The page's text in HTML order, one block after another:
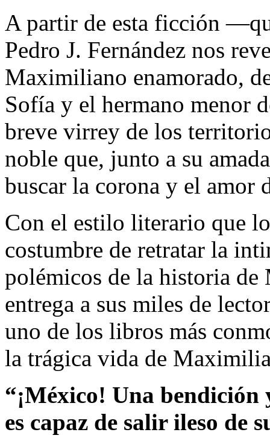
A partir de esta ficción
Pedro J. Fernández nos
Maximiliano enamorado,
Sofía y el hermano menor
breve virrey de los
noble que, junto a su
buscar la corona y el amor
Con el estilo literario que
costumbre de retratar la
polémicos de la historia de
entrega a sus miles de
uno de los libros más
la trágica vida de
“¡México! Una
es capaz de salir ileso de